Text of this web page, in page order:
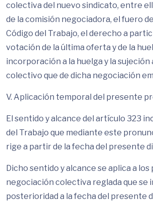
colectiva del nuevo sindicato, entre
de la comisión negociadora, el fuero
Código del Trabajo, el derecho a
votación de la última oferta y de la
incorporación a la huelga y la
colectivo que de dicha negociación
V. Aplicación temporal del presente
El sentido y alcance del artículo 323
del Trabajo que mediante este
rige a partir de la fecha del presente
Dicho sentido y alcance se aplica a los
negociación colectiva reglada que se
posterioridad a la fecha del presente